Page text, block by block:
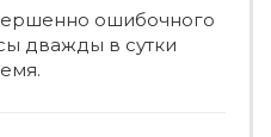
ошибочного
дважды в сутки